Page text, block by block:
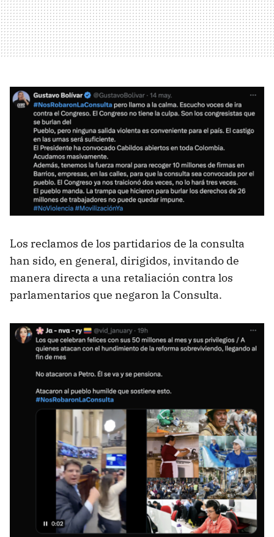
Los reclamos de los partidarios de la consulta
han sido, en general, dirigidos, invitando de
manera directa a una retaliación contra los
parlamentarios que negaron la Consulta.